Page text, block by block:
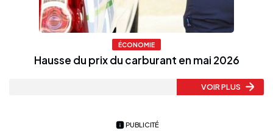
ÉCONOMIE
Hausse du prix du carburant en mai 2026
VOIR PLUS
PUBLICITÉ